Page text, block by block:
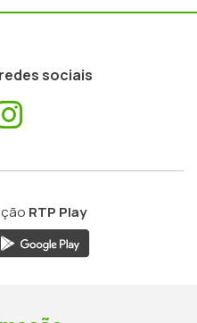
sociais
RTP Play